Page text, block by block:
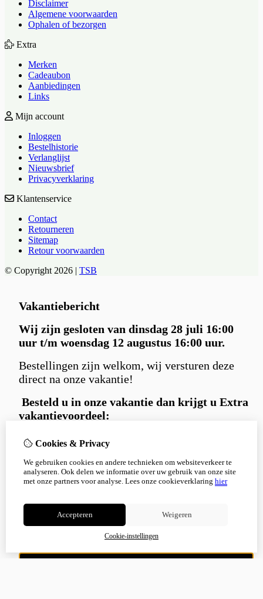
Disclaimer
Algemene voorwaarden
Ophalen of bezorgen
Extra
Merken
Cadeaubon
Aanbiedingen
Links
Mijn account
Inloggen
Bestelhistorie
Verlanglijst
Nieuwsbrief
Privacyverklaring
Klantenservice
Contact
Retourneren
Sitemap
Retour voorwaarden
© Copyright 2026 | TSB
Cookies & Privacy
We gebruiken cookies en andere technieken om websiteverkeer te
analyseren. Ook delen we informatie over uw gebruik van onze site
met onze partners voor analyse. Lees onze cookieverklaring hier
Accepteren Weigeren
Cookie-instellingen
Vakantiebericht
Wij zijn gesloten van dinsdag 28 juli 16:00
uur t/m woensdag 12 augustus 16:00 uur.
Bestellingen zijn welkom, wij versturen deze
direct na onze vakantie!
Besteld u in onze vakantie dan krijgt u Extra
vakantievoordeel:
Gratis Carniwell hondensnack extraatje
bij iedere bestelling.
en 5% kortingmet kortingscode:
Korting5%
Bedankt voor je begrip en alvast een fijne